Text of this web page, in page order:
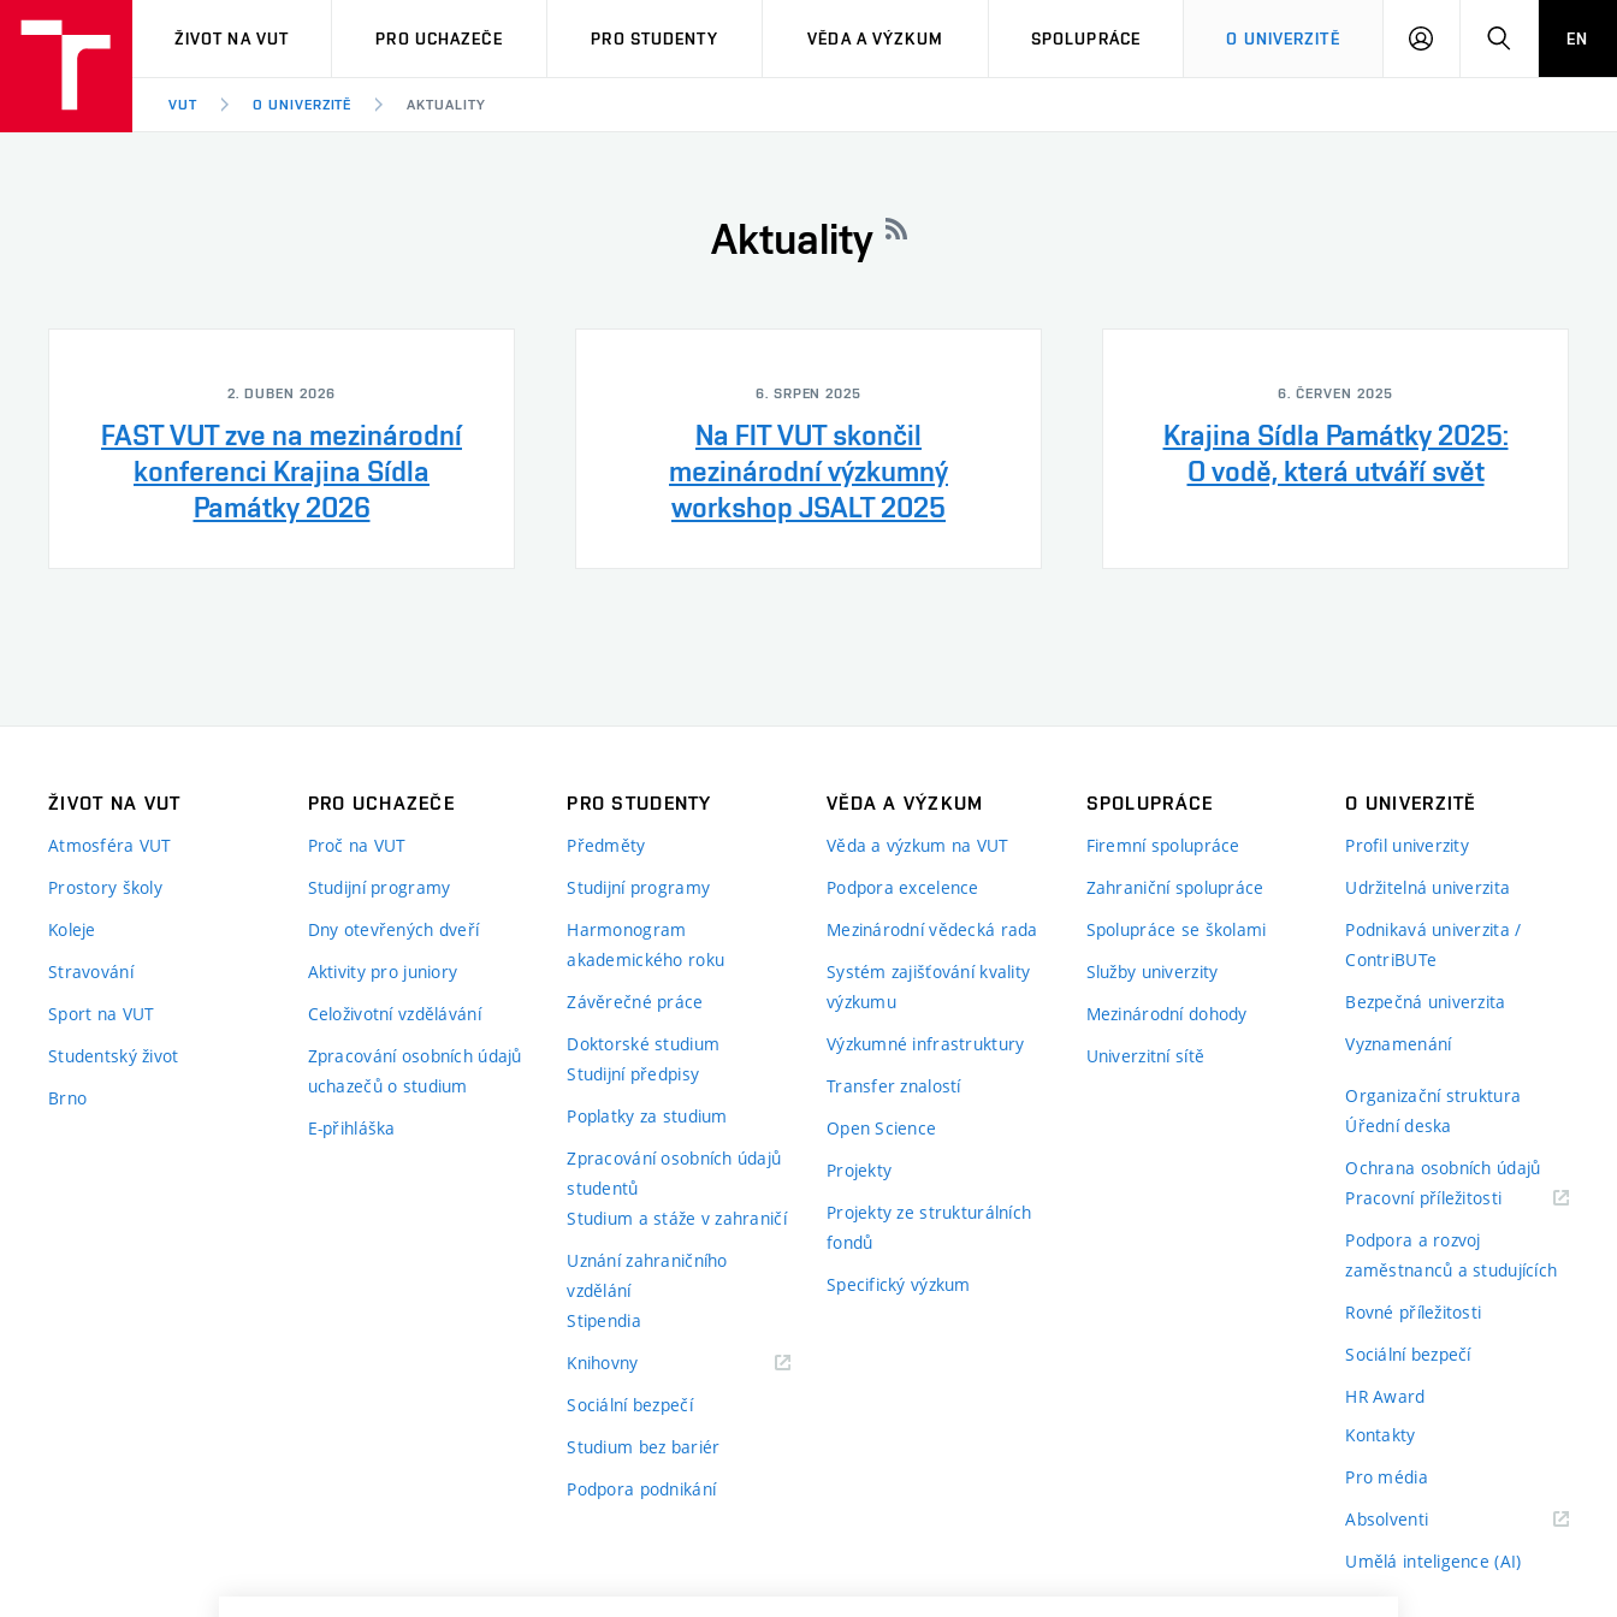
VUT
ŽIVOT NA VUT PRO UCHAZEČE PRO STUDENTY VĚDA A VÝZKUM SPOLUPRÁCE O UNIVERZITĚ
PŘIHLÁSIT HLEDATEN
VUT O UNIVERZITĚ AKTUALITY
Aktuality
2. DUBEN 2026
FAST VUT zve na mezinárodní
konferenci Krajina Sídla
Památky 2026
6. SRPEN 2025
Na FIT VUT skončil
mezinárodní výzkumný
workshop JSALT 2025
6. ČERVEN 2025
Krajina Sídla Památky 2025:
O vodě, která utváří svět
ŽIVOT NA VUT
Atmosféra VUT
Prostory školy
Koleje
Stravování
Sport na VUT
Studentský život
Brno
PRO UCHAZEČE
Proč na VUT
Studijní programy
Dny otevřených dveří
Aktivity pro juniory
Celoživotní vzdělávání
Zpracování osobních údajů
uchazečů o studium
E-přihláška
PRO STUDENTY
Předměty
Studijní programy
Harmonogram
akademického roku
Závěrečné práce
Doktorské studium
Studijní předpisy
Poplatky za studium
Zpracování osobních údajů
studentů
Studium a stáže v zahraničí
Uznání zahraničního
vzdělání
Stipendia
Knihovny(externí
Sociální bezpečí
Studium bez bariér
Podpora podnikání
VĚDA A VÝZKUM
Věda a výzkum na VUT
Podpora excelence
Mezinárodní vědecká rada
Systém zajišťování kvality
výzkumu
Výzkumné infrastruktury
Transfer znalostí
Open Science
Projekty
Projekty ze strukturálních
fondů
Specifický výzkum
SPOLUPRÁCE
Firemní spolupráce
Zahraniční spolupráce
Spolupráce se školami
Služby univerzity
Mezinárodní dohody
Univerzitní sítě
O UNIVERZITĚ
Profil univerzity
Udržitelná univerzita
Podnikavá univerzita /
ContriBUTe
Bezpečná univerzita
Vyznamenání
Organizační struktura
Úřední deska
Ochrana osobních údajů
Pracovní příležitosti(externí
Podpora a rozvoj
zaměstnanců a studujících
Rovné příležitosti
Sociální bezpečí
HR Award
Kontakty
Pro média
Absolventi(externí
Umělá inteligence (AI)